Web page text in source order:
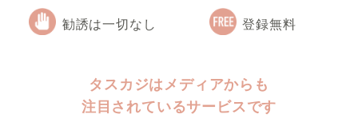
勧誘は一切なし 登録無料
タスカジはメディアからも
注目されているサービスです